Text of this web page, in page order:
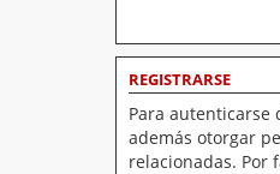
REGISTRARSE
Para autenticarse
además otorgar
relacionadas. Por